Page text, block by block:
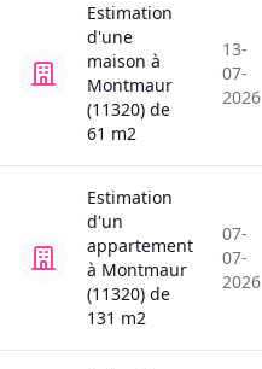
Estimation
d'une
maison à
Montmaur
(11320) de
61 m2
13-
07-
2026
Estimation
d'un
appartement
à Montmaur
(11320) de
131 m2
07-
07-
2026